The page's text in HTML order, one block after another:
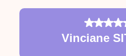
Note : 5
Vinciane